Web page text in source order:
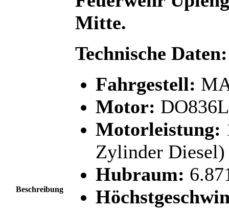
Beschreibung
Mitte.
Technische Daten:
Fahrgestell:
Motor:
Motorleistung:
Zylinder Diesel)
Hubraum: